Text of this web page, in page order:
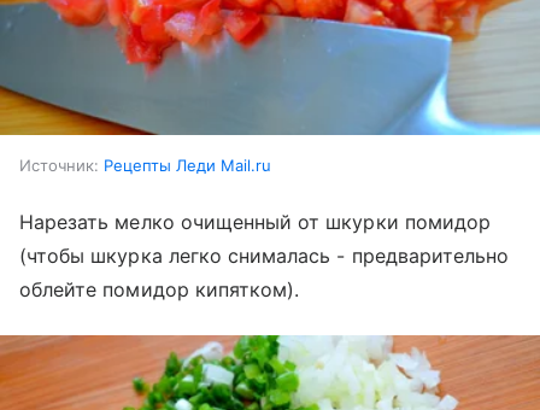
Источник: Рецепты Леди Mail.ru
Нарезать мелко очищенный от шкурки помидор
(чтобы шкурка легко снималась - предварительно
облейте помидор кипятком).